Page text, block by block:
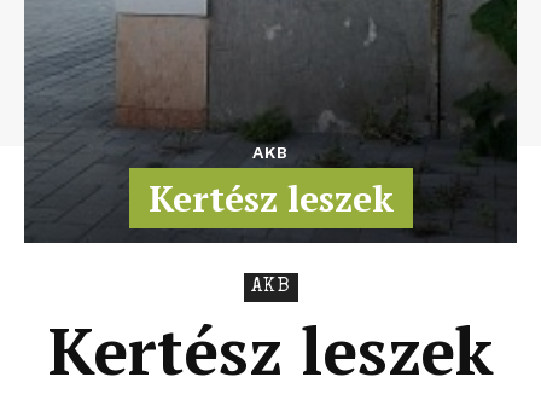
AKB
Kertész leszek
AKB
Kertész leszek